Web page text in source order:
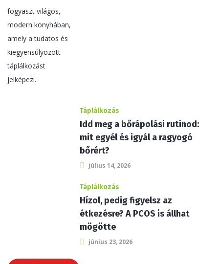
Táplálkozás
Idd meg a bőrápolási rutinod:
mit egyél és igyál a ragyogó
bőrért?
július 14, 2026
Táplálkozás
Hízol, pedig figyelsz az
étkezésre? A PCOS is állhat
mögötte
június 23, 2026